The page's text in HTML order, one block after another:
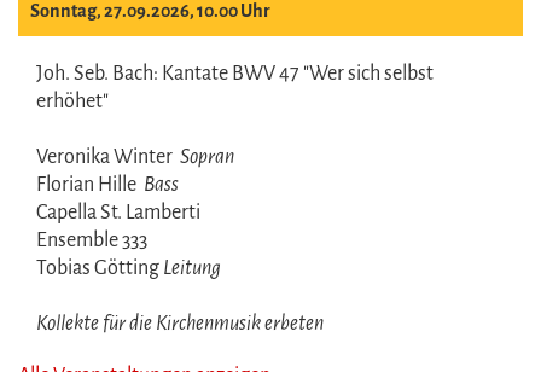
Sonntag, 27.09.2026, 10.00 Uhr
Joh. Seb. Bach: Kantate BWV 47 "Wer sich selbst
erhöhet"
Veronika Winter Sopran
Florian Hille Bass
Capella St. Lamberti
Ensemble 333
Tobias Götting Leitung
Kollekte für die Kirchenmusik erbeten